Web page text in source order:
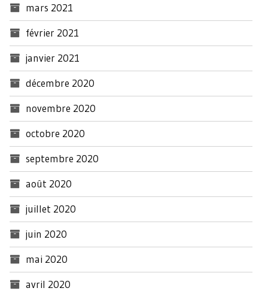
mars 2021
février 2021
janvier 2021
décembre 2020
novembre 2020
octobre 2020
septembre 2020
août 2020
juillet 2020
juin 2020
mai 2020
avril 2020